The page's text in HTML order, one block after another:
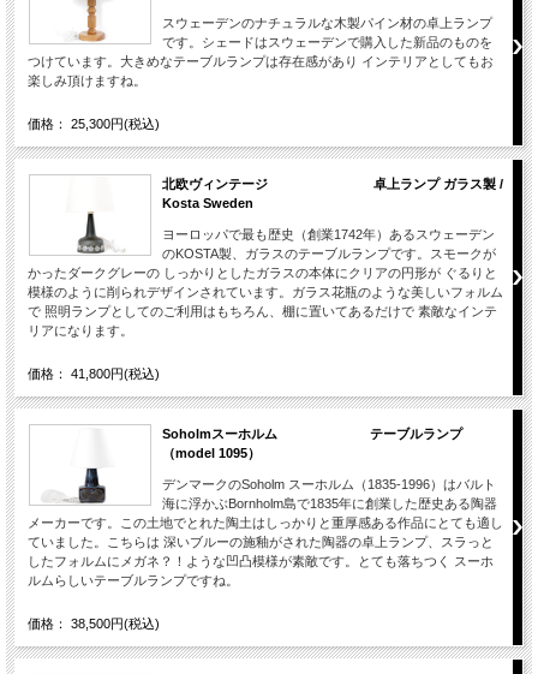
スウェーデンのナチュラルな木製パイン材の卓上ランプ
です。シェードはスウェーデンで購入した新品のものを
つけています。大きめなテーブルランプは存在感があり インテリアとしてもお
楽しみ頂けますね。
価格： 25,300円(税込)
北欧ヴィンテージ 卓上ランプ ガラス製 /
Kosta Sweden
ヨーロッパで最も歴史（創業1742年）あるスウェーデン
のKOSTA製、ガラスのテーブルランプです。スモークが
かったダークグレーの しっかりとしたガラスの本体にクリアの円形が ぐるりと
模様のように削られデザインされています。ガラス花瓶のような美しいフォルム
で 照明ランプとしてのご利用はもちろん、棚に置いてあるだけで 素敵なインテ
リアになります。
価格： 41,800円(税込)
Soholmスーホルム テーブルランプ
（model 1095）
デンマークのSoholm スーホルム（1835-1996）はバルト
海に浮かぶBornholm島で1835年に創業した歴史ある陶器
メーカーです。この土地でとれた陶土はしっかりと重厚感ある作品にとても適し
ていました。こちらは 深いブルーの施釉がされた陶器の卓上ランプ、スラっと
したフォルムにメガネ？！ような凹凸模様が素敵です。とても落ちつく スーホ
ルムらしいテーブルランプですね。
価格： 38,500円(税込)